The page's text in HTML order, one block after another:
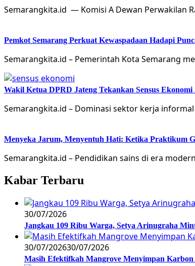
Semarangkita.id — Komisi A Dewan Perwakilan
Pemkot Semarang Perkuat Kewaspadaan Hadapi
Semarangkita.id – Pemerintah Kota Semarang
Wakil Ketua DPRD Jateng Tekankan Sensus
Semarangkita.id – Dominasi sektor kerja
Menyeka Jarum, Menyentuh Hati: Ketika Praktikum
Semarangkita.id – Pendidikan sains di era
Kabar Terbaru
30/07/2026
Jangkau 109 Ribu Warga, Setya Arinugraha
30/07/202630/07/2026
Masih Efektifkah Mangrove Menyimpan